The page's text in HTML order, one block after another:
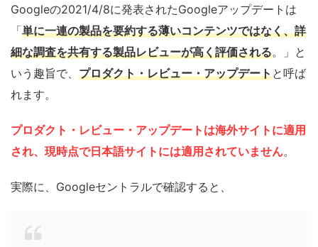
Googleの2021/4/8に発表されたGoogleアップデートは
「単に一連の製品を要約する薄いコンテンツではなく、詳
細な調査を共有する製品レビューが高く評価される。」と
いう趣旨で、 プロダクト・レビュー・アップデートと呼ば
れます。
プロダクト・レビュー・アップデートは海外サイトに適用
され、現時点で日本語サイトには適用されていません。
実際に、Googleセントラルで確認すると、